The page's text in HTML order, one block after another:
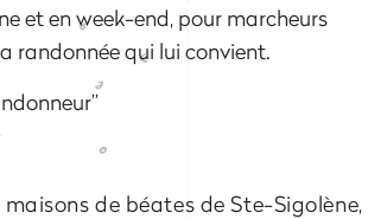
et en week-end, pour marcheurs
randonnée qui lui convient.
de béates de Ste-Sigolène,